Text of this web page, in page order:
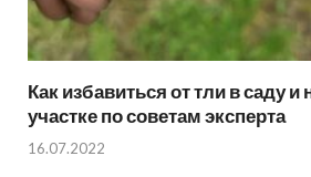
Как избавиться от тли в саду и
участке по советам эксперта
16.07.2022